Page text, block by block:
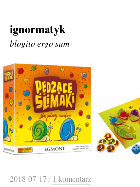
Skip
to
ignormatyk
blogito ergo sum
2018-07-17 / 1 komentarz